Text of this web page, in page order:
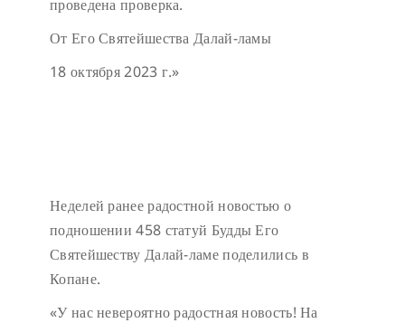
проведена проверка.
От Его Святейшества Далай-ламы
18 октября 2023 г.»
Неделей ранее радостной новостью о
подношении 458 статуй Будды Его
Святейшеству Далай-ламе поделились в
Копане.
«У нас невероятно радостная новость! На